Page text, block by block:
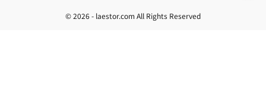
© 2026 - laestor.com All Rights Reserved